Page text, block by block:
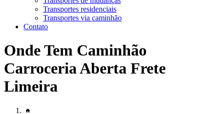
Transportes residenciais
Transportes via caminhão
Contato
Onde Tem Caminhão
Carroceria Aberta Frete
Limeira